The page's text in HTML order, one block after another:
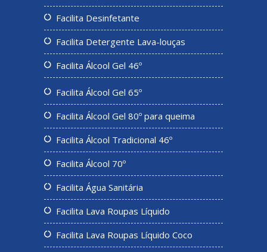
Facilita Desinfetante
Facilita Detergente Lava-louças
Facilita Álcool Gel 46º
Facilita Álcool Gel 65º
Facilita Álcool Gel 80º para queima
Facilita Álcool Tradicional 46º
Facilita Álcool 70º
Facilita Água Sanitária
Facilita Lava Roupas Líquido
Facilita Lava Roupas Líquido Coco